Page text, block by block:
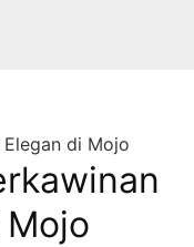
di Mojo